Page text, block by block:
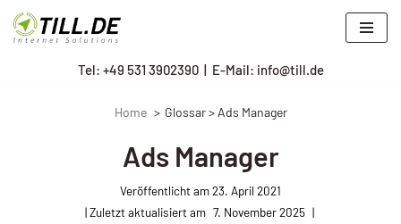
Zum
Tel: +49 531 3902390| E-Mail: info@till.de
Home Glossar > Ads Manager
Ads Manager
Veröffentlicht am23. April 2021
7. November 2025